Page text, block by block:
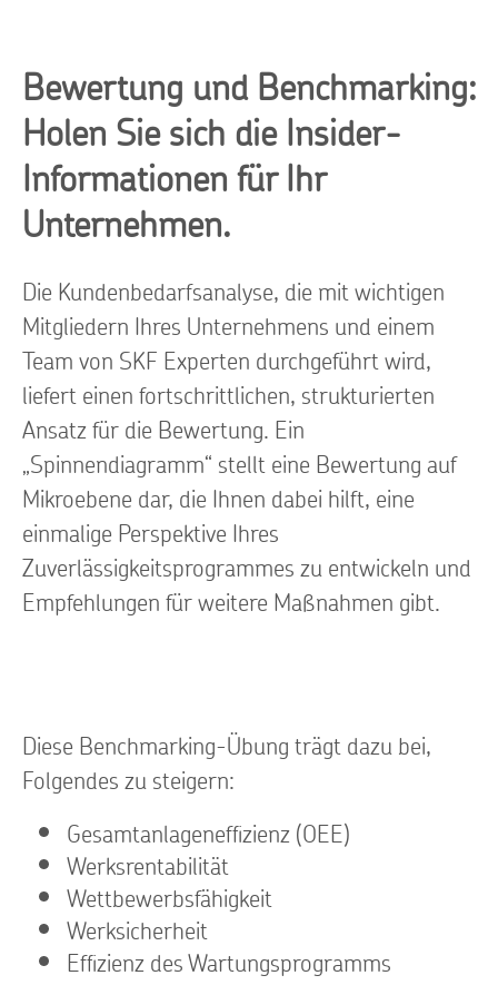
Bewertung und Benchmarking:
Holen Sie sich die Insider-
Informationen für Ihr
Unternehmen.
Die Kundenbedarfsanalyse, die mit wichtigen
Mitgliedern Ihres Unternehmens und einem
Team von SKF Experten durchgeführt wird,
liefert einen fortschrittlichen, strukturierten
Ansatz für die Bewertung. Ein
„Spinnendiagramm“ stellt eine Bewertung auf
Mikroebene dar, die Ihnen dabei hilft, eine
einmalige Perspektive Ihres
Zuverlässigkeitsprogrammes zu entwickeln und
Empfehlungen für weitere Maßnahmen gibt.
Diese Benchmarking-Übung trägt dazu bei,
Folgendes zu steigern:
Gesamtanlageneffizienz (OEE)
Werksrentabilität
Wettbewerbsfähigkeit
Werksicherheit
Effizienz des Wartungsprogramms